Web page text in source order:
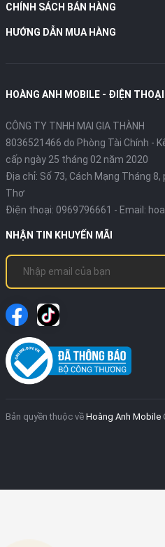
CHÍNH SÁCH BÁN HÀNG
HƯỚNG DẪN MUA HÀNG
HOÀNG ANH MOBILE - ĐIỆN
CÔNG TY TNHH MAI GIA THÀNH
8036521466 do Phòng Tài Chính -
cấp ngày 25 tháng 02 năm 2020
Địa chỉ: Số 73, Cách Mạng Tháng
Thơ
Điện thoại: 0969796661 - Email:
NHẬN TIN KHUYẾN MÃI
Bản quyền thuộc về Hoàng Anh Mobile